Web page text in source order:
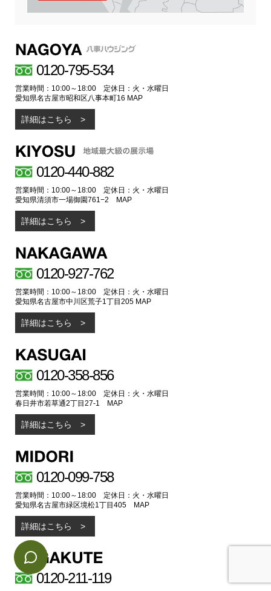
0120-795-534
営業時間：10:00～18:00 定休日：火・水曜日
愛知県名古屋市昭和区八事本町16 MAP
詳細はこちら
0120-440-882
営業時間：10:00～18:00 定休日：火・水曜日
愛知県清須市一場御園761−2 MAP
詳細はこちら
0120-927-762
営業時間：10:00～18:00 定休日：火・水曜日
愛知県名古屋市中川区荒子1丁目205 MAP
詳細はこちら
0120-358-856
営業時間：10:00～18:00 定休日：火・水曜日
春日井市若草通2丁目27-1 MAP
詳細はこちら
0120-099-758
営業時間：10:00～18:00 定休日：火・水曜日
愛知県名古屋市緑区境松1丁目405 MAP
詳細はこちら
0120-211-119